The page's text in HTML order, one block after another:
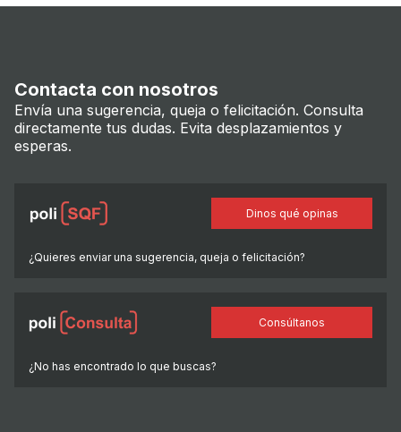
Contacta con nosotros
Envía una sugerencia, queja o felicitación. Consulta
directamente tus dudas. Evita desplazamientos y
esperas.
¿Quieres enviar una sugerencia, queja o felicitación?
Dinos qué opinas
¿No has encontrado lo que buscas?
Consúltanos